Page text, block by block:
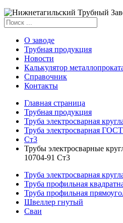
О заводе
Трубная продукция
Новости
Калькулятор
Справочник
Контакты
Главная страница
Трубная продукция
Труба электросварная
Труба электросварная
Ст3
Трубы электросварные
10704-91 Ст3
Труба электросварная
Труба профильная
Труба профильная
Швеллер гнутый
Сваи